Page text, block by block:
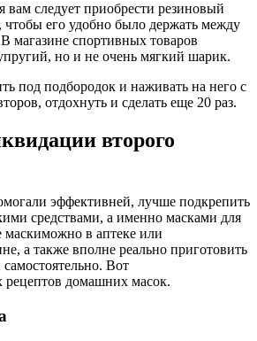
вам следует приобрести резиновый
чтобы его удобно было держать между
магазине спортивных товаров
но и не очень мягкий шарик.
под подбородок и наживать на него с
отдохнуть и сделать еще 20 раз.
второго
эффективней, лучше подкрепить
средствами, а именно масками для
маскиможно в аптеке или
а также вполне реально приготовить
Вот
рецептов домашних масок.